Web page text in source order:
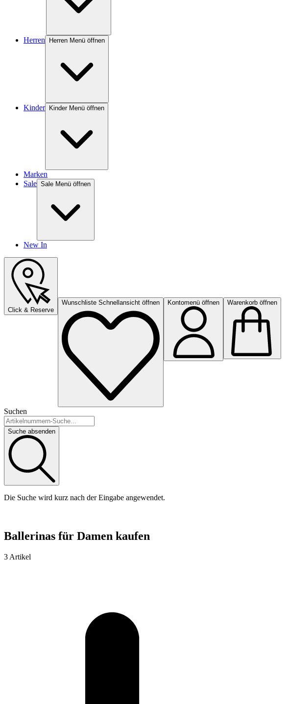
Herren Herren Menü öffnen
Kinder Kinder Menü öffnen
Marken
Sale Sale Menü öffnen
New In
Click & Reserve
Wunschliste Schnellansicht öffnen Kontomenü öffnen Warenkorb öffnen
Suchen
Suche absenden
Die Suche wird kurz nach der Eingabe angewendet.
Ballerinas für Damen kaufen
3 Artikel